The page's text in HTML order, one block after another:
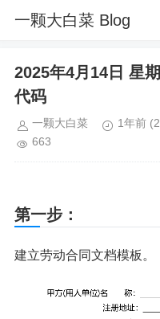
一颗大白菜 Blog
2025年4月14日 星
代码
一颗大白菜 1年前
663
第一步：
建立劳动合同文档模板。